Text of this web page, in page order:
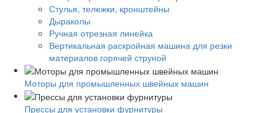
Стулья, тележки, кронштейны
Дыраколы
Ручная отрезная линейка
Вертикальная раскройная машина для резки
материалов горячей струной
Моторы для промышленных швейных машин
Прессы для установки фурнитуры